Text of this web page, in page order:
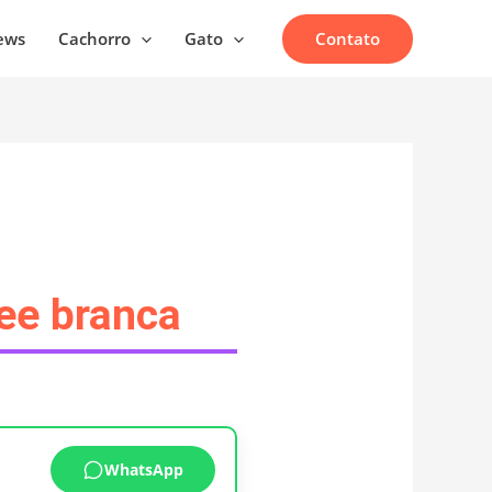
Cachorro Gato Contato
branca
WhatsApp